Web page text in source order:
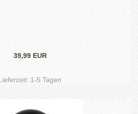
39,99 EUR
1-5 Tagen